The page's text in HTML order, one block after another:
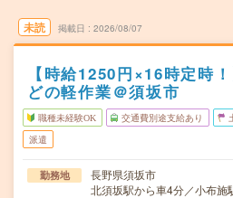
未読 掲載日 2026/08/07
【時給1250円×16時定時
どの軽作業＠須坂市
職種未経験OK 交通費別途支給あり
派遣
勤務地
長野県須坂市
北須坂駅から車4分／小布施